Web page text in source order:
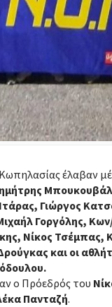
έλαβαν
Γιώργος
Γοργόλης,
Νίκος
και οι
ο Πρόεδρός του
Πανταζή.